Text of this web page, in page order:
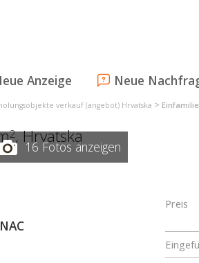
Anzeige Neue
verkauf (angebot) Hrvatska >
2,Hrvatska
16 Fotos anzeigen
Preis